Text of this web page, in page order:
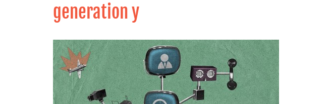
generation y